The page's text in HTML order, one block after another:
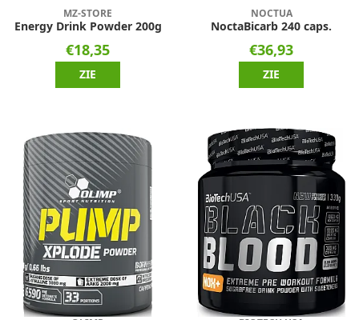
MZ-STORE
Energy Drink Powder 200g
€18,35
ZIE
NOCTUA
NoctaBicarb 240 caps.
€36,93
ZIE